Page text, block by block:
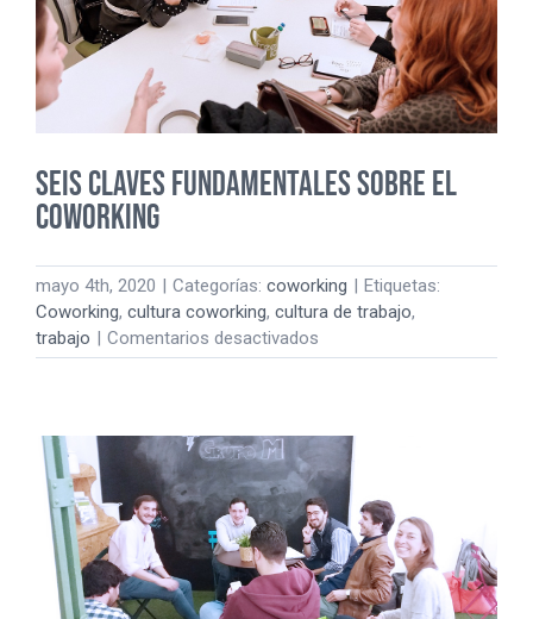
Seis claves fundamentales sobre el
coworking
mayo 4th, 2020 | Categorías: coworking | Etiquetas:
Coworking, cultura coworking, cultura de trabajo,
trabajo | Comentarios desactivados
Seis
sobre
el
coworking